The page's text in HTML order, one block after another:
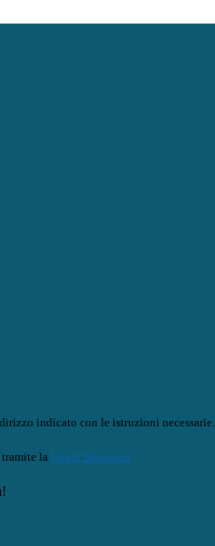
indicato con le istruzioni necessarie.
tramite la Login Spaggiari